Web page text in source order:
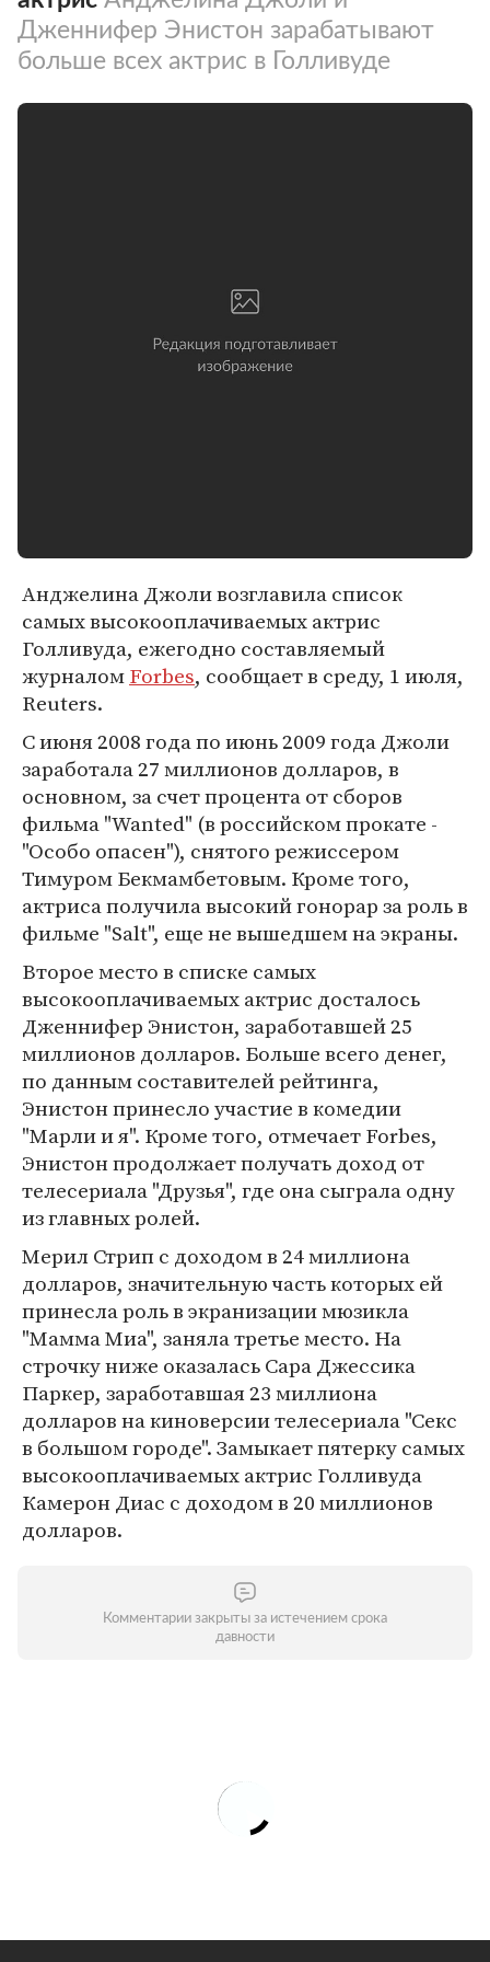
Дженнифер Энистон зарабатывают
больше всех актрис в Голливуде
Анджелина Джоли возглавила список
самых высокооплачиваемых актрис
Голливуда, ежегодно составляемый
журналомForbes, сообщает в среду, 1 июля,
Reuters.
С июня 2008 года по июнь 2009 года Джоли
заработала 27 миллионов долларов, в
основном, за счет процента от сборов
фильма "Wanted" (в российском прокате -
"Особо опасен"), снятого режиссером
Тимуром Бекмамбетовым. Кроме того,
актриса получила высокий гонорар за роль в
фильме "Salt", еще не вышедшем на экраны.
Второе место в списке самых
высокооплачиваемых актрис досталось
Дженнифер Энистон, заработавшей 25
миллионов долларов. Больше всего денег,
по данным составителей рейтинга,
Энистон принесло участие в комедии
"Марли и я". Кроме того, отмечает Forbes,
Энистон продолжает получать доход от
телесериала "Друзья", где она сыграла одну
из главных ролей.
Мерил Стрип с доходом в 24 миллиона
долларов, значительную часть которых ей
принесла роль в экранизации мюзикла
"Мамма Миа", заняла третье место. На
строчку ниже оказалась Сара Джессика
Паркер, заработавшая 23 миллиона
долларов на киноверсии телесериала "Секс
в большом городе". Замыкает пятерку самых
высокооплачиваемых актрис Голливуда
Камерон Диас с доходом в 20 миллионов
долларов.
Комментарии закрыты за истечением срока
давности